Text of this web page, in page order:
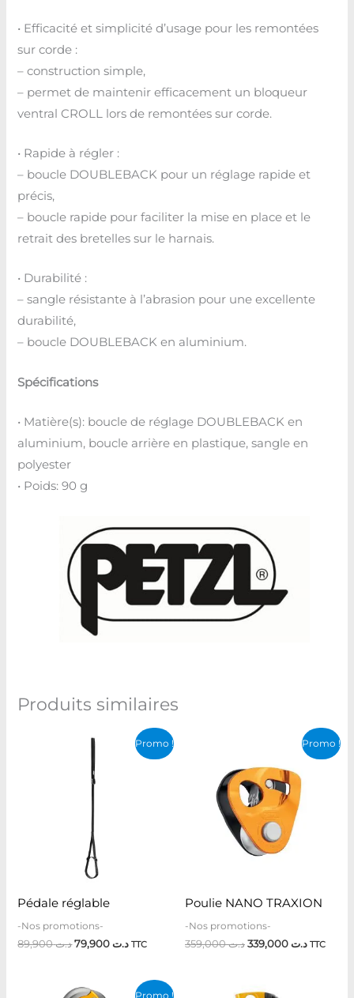
• Efficacité et simplicité d’usage pour les remontées
sur corde :
– construction simple,
– permet de maintenir efficacement un bloqueur
ventral CROLL lors de remontées sur corde.
• Rapide à régler :
– boucle DOUBLEBACK pour un réglage rapide et
précis,
– boucle rapide pour faciliter la mise en place et le
retrait des bretelles sur le harnais.
• Durabilité :
– sangle résistante à l’abrasion pour une excellente
durabilité,
– boucle DOUBLEBACK en aluminium.
Spécifications
• Matière(s): boucle de réglage DOUBLEBACK en
aluminium, boucle arrière en plastique, sangle en
polyester
• Poids: 90 g
Produits similaires
Promo !
Pédale réglable
-Nos promotions-
د.ت89,900
initial
était :
د.ت79,900
Le
prix
TTC
Promo !
Poulie NANO TRAXION
-Nos promotions-
د.ت359,000
initial
était :
د.ت
Le
prix
TTC
Le